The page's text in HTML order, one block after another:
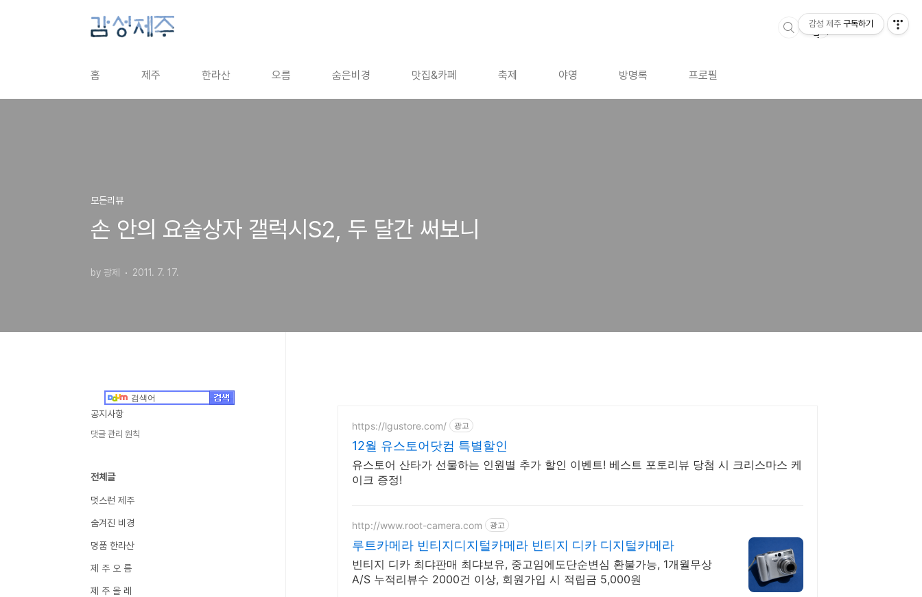
홈 제주 한라산 오름 숨은비경 맛집&카페 축제 야영 방명록 프로필
모든리뷰
손 안의 요술상자 갤럭시S2, 두 달간 써보니
by 광제 2011. 7. 17.
https://lgustore.com/ 광고
12월 유스토어닷컴 특별할인
유스토어 산타가 선물하는 인원별 추가 할인 이벤트! 베스트 포토리뷰 당첨 시 크리스마스 케
이크 증정!
http://www.root-camera.com 광고
루트카메라 빈티지디지털카메라 빈티지 디카 디지털카메라
빈티지 디카 최댜판매 최댜보유, 중고임에도단순변심 환불가능, 1개월무상
A/S 누적리뷰수 2000건 이상, 회원가입 시 적립금 5,000원
공지사항
댓글 관리 원칙
전체글
멋스런 제주
숨겨진 비경
명품 한라산
제 주 오 름
제 주 올 레
감성 제주 구독하기